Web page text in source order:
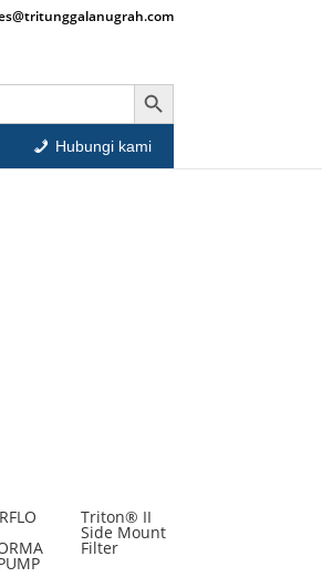
Search Button
Hubungi kami
Triton® II
Side Mount
Filter